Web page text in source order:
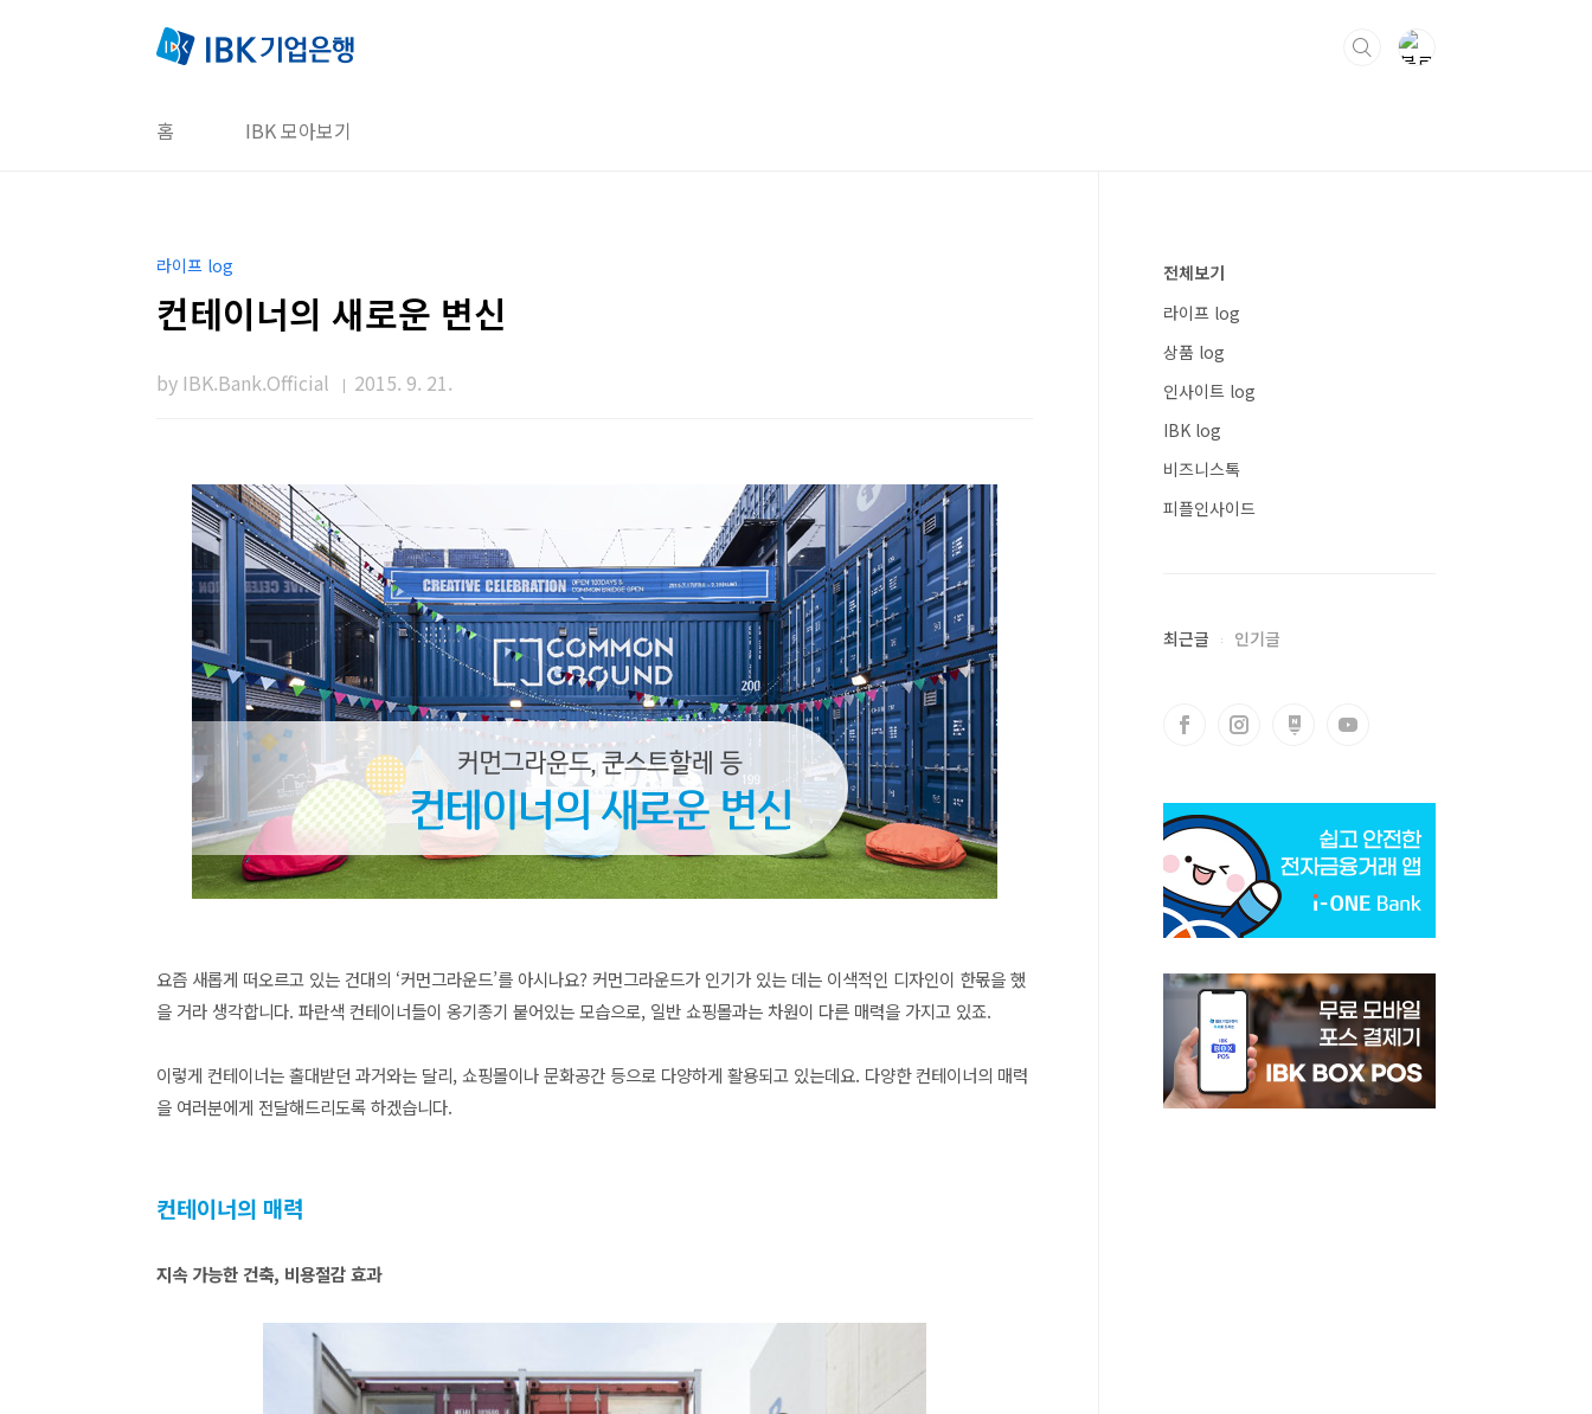
홈 IBK 모아보기
라이프 log
컨테이너의 새로운 변신
by IBK.Bank.Official 2015. 9. 21.
요즘 새롭게 떠오르고 있는 건대의 ‘커먼그라운드’를 아시나요? 커먼그라운드가 인기가 있는 데는 이색적인 디자인이 한몫을 했
을 거라 생각합니다. 파란색 컨테이너들이 옹기종기 붙어있는 모습으로, 일반 쇼핑몰과는 차원이 다른 매력을 가지고 있죠.
이렇게 컨테이너는 홀대받던 과거와는 달리, 쇼핑몰이나 문화공간 등으로 다양하게 활용되고 있는데요. 다양한 컨테이너의 매력
을 여러분에게 전달해드리도록 하겠습니다.
컨테이너의 매력
지속 가능한 건축, 비용절감 효과
전체보기
라이프 log
상품 log
인사이트 log
IBK log
비즈니스톡
피플인사이드
최근글 인기글